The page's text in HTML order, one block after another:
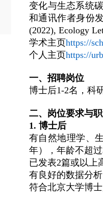
变化与生态系统
和通讯作者身份
(2022), Ecology
学术主页https://
个人主页https://
一、招聘岗位
博士后1-2名，科
二、岗位要求与
1. 博士后
有自然地理学、
年），年龄不超过
已发表2篇或以上
有良好的数据分
符合北京大学博